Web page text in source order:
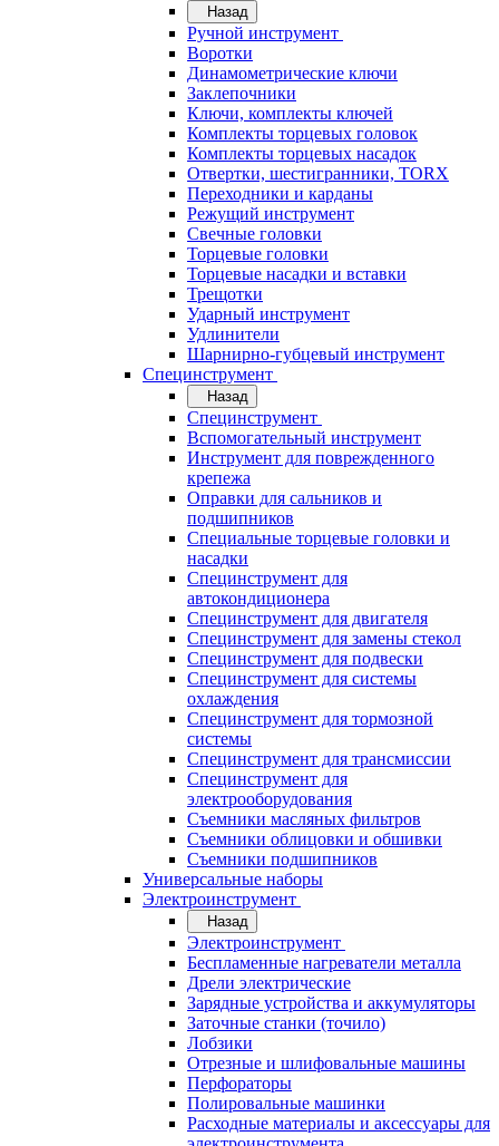
Назад
Ручной инструмент
Воротки
Динамометрические ключи
Заклепочники
Ключи, комплекты ключей
Комплекты торцевых головок
Комплекты торцевых насадок
Отвертки, шестигранники, TORX
Переходники и карданы
Режущий инструмент
Свечные головки
Торцевые головки
Торцевые насадки и вставки
Трещотки
Ударный инструмент
Удлинители
Шарнирно-губцевый инструмент
Специнструмент
Назад
Специнструмент
Вспомогательный инструмент
Инструмент для поврежденного
крепежа
Оправки для сальников и
подшипников
Специальные торцевые головки и
насадки
Специнструмент для
автокондиционера
Специнструмент для двигателя
Специнструмент для замены стекол
Специнструмент для подвески
Специнструмент для системы
охлаждения
Специнструмент для тормозной
системы
Специнструмент для трансмиссии
Специнструмент для
электрооборудования
Съемники масляных фильтров
Съемники облицовки и обшивки
Съемники подшипников
Универсальные наборы
Электроинструмент
Назад
Электроинструмент
Беспламенные нагреватели металла
Дрели электрические
Зарядные устройства и аккумуляторы
Заточные станки (точило)
Лобзики
Отрезные и шлифовальные машины
Перфораторы
Полировальные машинки
Расходные материалы и аксессуары для